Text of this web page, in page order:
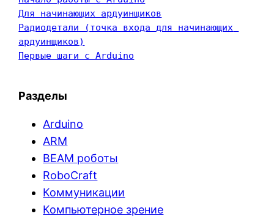
Для начинающих ардуинщиков
Радиодетали (точка входа для начинающих
ардуинщиков)
Первые шаги с Arduino
Разделы
Arduino
ARM
BEAM роботы
RoboCraft
Коммуникации
Компьютерное зрение